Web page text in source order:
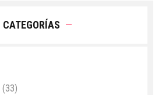
CATEGORÍAS
(33)